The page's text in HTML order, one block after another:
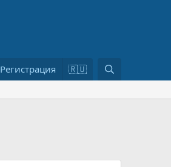
Регистрация 🇷🇺
о